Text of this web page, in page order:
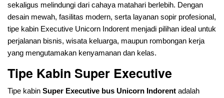
sekaligus melindungi dari cahaya matahari berlebih. Dengan
desain mewah, fasilitas modern, serta layanan sopir profesional,
tipe kabin Executive Unicorn Indorent menjadi pilihan ideal untuk
perjalanan bisnis, wisata keluarga, maupun rombongan kerja
yang mengutamakan kenyamanan dan kelas.
Tipe Kabin Super Executive
Tipe kabin Super Executive bus Unicorn Indorent adalah